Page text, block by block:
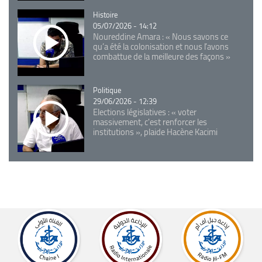
Catégorie
Histoire
05/07/2026 - 14:12
Noureddine Amara : « Nous savons ce
qu’a été la colonisation et nous l’avons
combattue de la meilleure des façons »
Catégorie
Politique
29/06/2026 - 12:39
Elections législatives : « voter
massivement, c'est renforcer les
institutions », plaide Hacène Kacimi